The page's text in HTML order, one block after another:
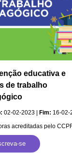
educativa e
de trabalho
02-02-2023 | Fim: 16-02-
acreditadas pelo
se